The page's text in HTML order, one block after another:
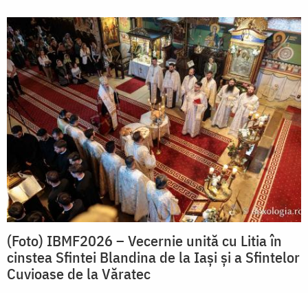
(Foto) IBMF2026 – Vecernie unită cu Litia în
cinstea Sfintei Blandina de la Iași și a Sfintelor
Cuvioase de la Văratec